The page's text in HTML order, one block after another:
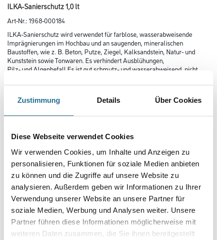
Zustimmung Details Über Cookies
Diese Webseite verwendet Cookies
Wir verwenden Cookies, um Inhalte und Anzeigen zu
personalisieren, Funktionen für soziale Medien anbieten
zu können und die Zugriffe auf unsere Website zu
analysieren. Außerdem geben wir Informationen zu Ihrer
Verwendung unserer Website an unsere Partner für
soziale Medien, Werbung und Analysen weiter. Unsere
Partner führen diese Informationen möglicherweise mit
weiteren Daten zusammen, die Sie ihnen bereitgestellt
ILKA-Sanierschutz 1,0 lt
Art-Nr.:1968-000184
ILKA-Sanierschutz wird verwendet für farblose, wasserabweisende
Imprägnierungen im Hochbau und an saugenden, mineralischen
Baustoffen, wie z. B. Beton, Putze, Ziegel, Kalksandstein, Natur- und
Kunststein sowie Tonwaren. Es verhindert Ausblühungen,
Pilz- und Algenbefall Es ist gut schmutz- und wasserabweisend, nicht
kennzeichnungsfrei. Eine besondere Bedeutung hat ILKA-Sanierschutz
für die Imprägnierung, da es lösungsmittelklebfrei und auch
wasserdampfdurchlässig ist. Das Produkt ist UV-beständig.
Gebinde
Umrechnungsfaktoren